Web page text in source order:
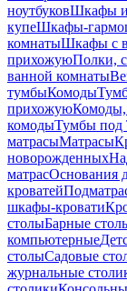
ноутбуковШкафы и
купеШкафы-
комнатыШкафы с
прихожуюПолки,
ванной комнаты
тумбыКомоды
прихожуюКомоды,
комодыТумбы под
матрасыМатрасы
новорожденных
матрасОснования
кроватей
шкафы-кровати
столыБарные
компьютерные
столыСадовые
журнальные